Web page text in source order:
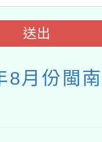
送出
8月份閩